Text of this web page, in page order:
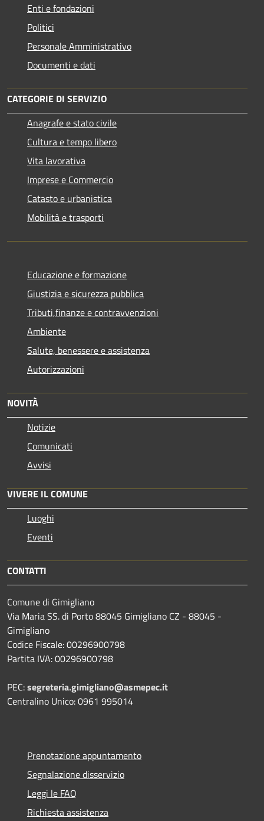
Enti e fondazioni
Politici
Personale Amministrativo
Documenti e dati
CATEGORIE DI SERVIZIO
Anagrafe e stato civile
Cultura e tempo libero
Vita lavorativa
Imprese e Commercio
Catasto e urbanistica
Mobilità e trasporti
Educazione e formazione
Giustizia e sicurezza pubblica
Tributi,finanze e contravvenzioni
Ambiente
Salute, benessere e assistenza
Autorizzazioni
NOVITÀ
Notizie
Comunicati
Avvisi
VIVERE IL COMUNE
Luoghi
Eventi
CONTATTI
Comune di Gimigliano
Via Maria SS. di Porto 88045 Gimigliano CZ - 88045 -
Gimigliano
Codice Fiscale: 00296900798
Partita IVA: 00296900798
PEC:segreteria.gimigliano@asmepec.it
Centralino Unico: 0961 995014
Prenotazione appuntamento
Segnalazione disservizio
Leggi le FAQ
Richiesta assistenza